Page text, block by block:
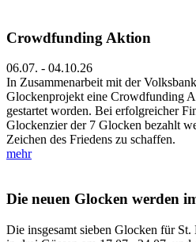
Crowdfunding Aktion
06.07. - 04.10.26
In Zusammenarbeit mit der
Glockenprojekt eine Crowdfunding
gestartet worden. Bei erfolgreicher
Glockenzier der 7 Glocken bezahlt
Zeichen des Friedens zu schaffen.
mehr
Die neuen Glocken werden
Die insgesamt sieben Glocken für